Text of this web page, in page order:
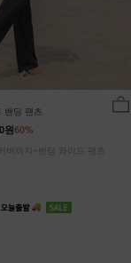
밴딩 팬츠
60%
원
버까지~밴딩 와이드 팬츠